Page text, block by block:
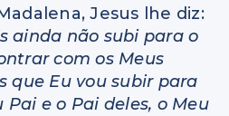
Jesus lhe diz:
ainda não subi para o
com os Meus
que Eu vou subir para
e o Pai deles, o Meu